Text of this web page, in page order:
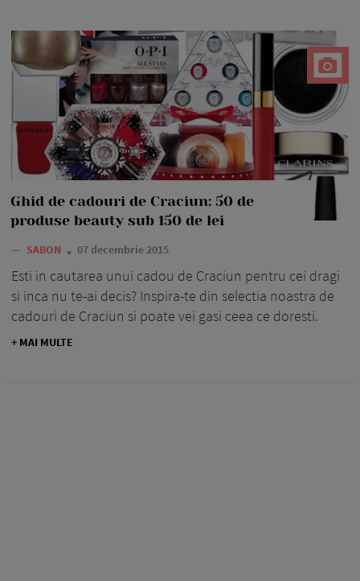
Ghid de cadouri de Craciun: 50 de
produse beauty sub 150 de lei
— SABON 07 decembrie 2015
Esti in cautarea unui cadou de Craciun pentru cei dragi
si inca nu te-ai decis? Inspira-te din selectia noastra de
cadouri de Craciun si poate vei gasi ceea ce doresti.
+ MAI MULTE